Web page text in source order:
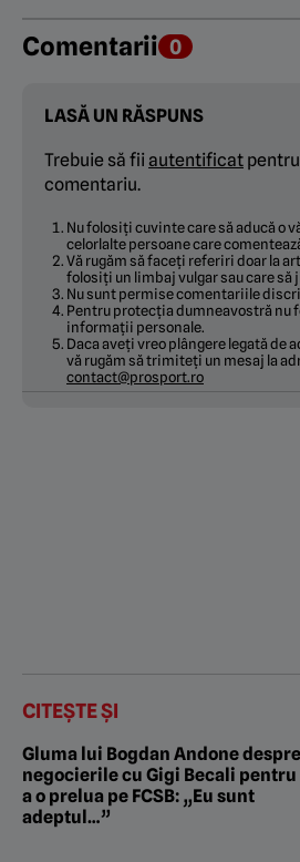
Comentarii 0
LASĂ UN RĂSPUNS
Trebuie să fii autentificat
comentariu.
Nu folosiți cuvinte care să aducă o
celorlalte persoane care
Vă rugăm să faceți referiri doar la
folosiți un limbaj vulgar sau care să
Nu sunt permise comentariile
Pentru protecția dumneavostră nu
informații personale.
Daca aveți vreo plângere legată de
vă rugăm să trimiteți un mesaj la
contact@prosport.ro
CITEȘTE ȘI
Gluma lui Bogdan Andone despre
negocierile cu Gigi Becali pentru
a o prelua pe FCSB: „Eu sunt
adeptul…”